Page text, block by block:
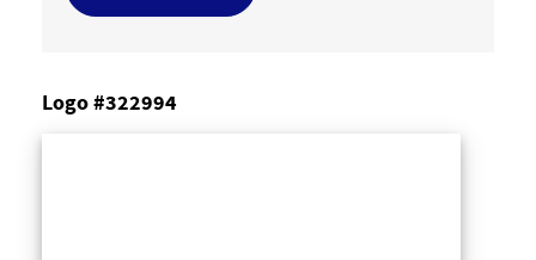
Logo #322994